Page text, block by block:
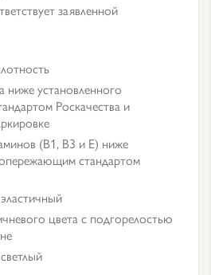
заявленной
ниже установленного
Роскачества и
(В1, В3 и Е) ниже
стандартом
цвета с подгорелостью